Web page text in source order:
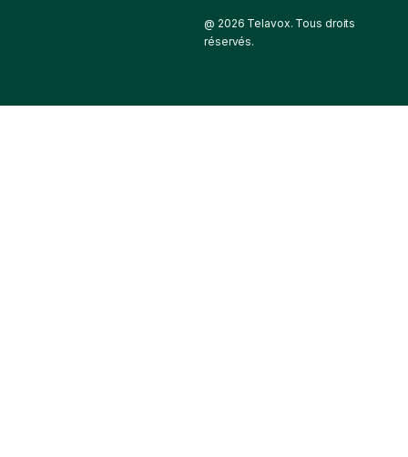
@ 2026 Telavox. Tous droits
réservés.